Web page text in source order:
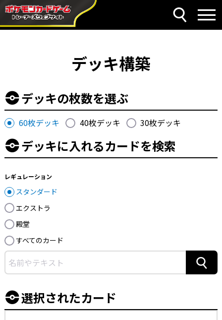
デッキ構築
デッキの枚数を選ぶ
60枚デッキ 40枚デッキ 30枚デッキ
デッキに入れるカードを検索
レギュレーション
スタンダード
エクストラ
殿堂
すべてのカード
選択されたカード